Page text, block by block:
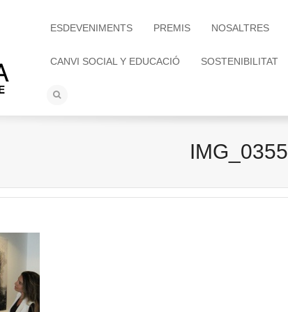
ESDEVENIMENTS PREMIS NOSALTRES
CANVI SOCIAL Y EDUCACIÓ SOSTENIBILITAT
IMG_0355